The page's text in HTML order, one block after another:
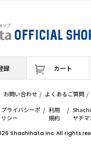
録 カート
お問い合わせ よくあるご質問
プライバシーポ
リシー
利用
規約
ヤチマ
Shachihata Inc. All rights